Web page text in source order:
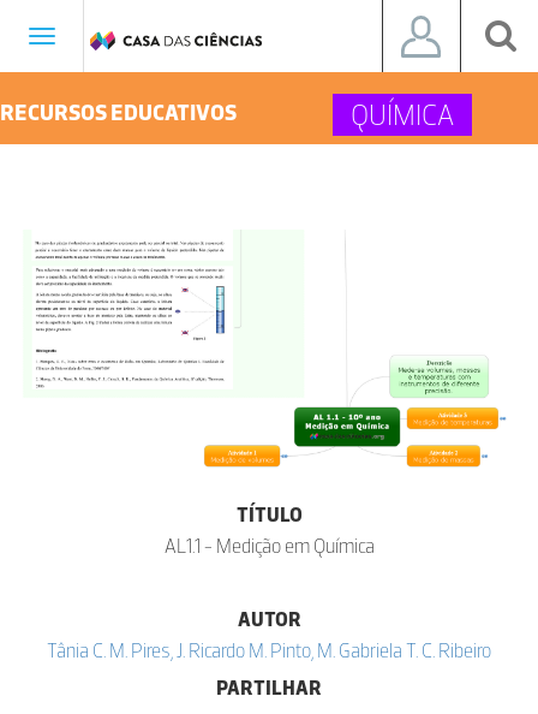
Toggle
RECURSOS EDUCATIVOS QUÍMICA
TÍTULO
AL1.1 - Medição em Química
AUTOR
Tânia C. M. Pires, J. Ricardo M. Pinto, M. Gabriela T. C. Ribeiro
PARTILHAR